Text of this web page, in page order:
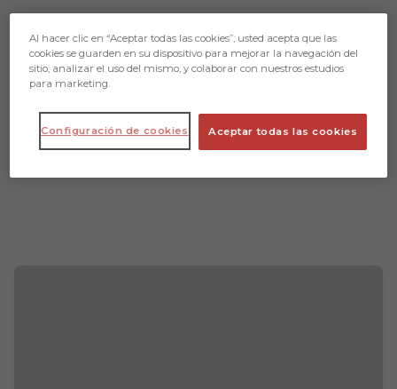
Al hacer clic en “Aceptar todas las cookies”, usted acepta que las
cookies se guarden en su dispositivo para mejorar la navegación del
sitio, analizar el uso del mismo, y colaborar con nuestros estudios
para marketing.
Aceptar todas las cookies
Configuración de cookies